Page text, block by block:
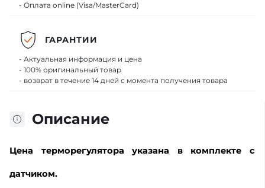
Описание
Цена терморегулятора указана в комплекте с
датчиком.
- Оплата online (Visa/MasterCard)
ГАРАНТИИ
- Актуальная информация и цена
- 100% оригинальный товар
- возврат в течение 14 дней с момента получения товара